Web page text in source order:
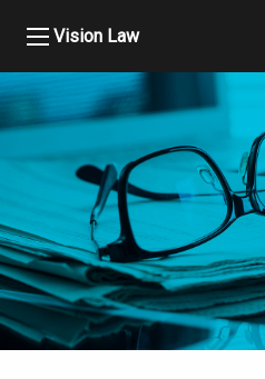
Vision Law